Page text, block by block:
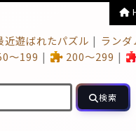
検索
近遊ばれたパズル ランダ
～199 200～299